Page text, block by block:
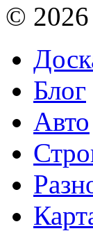
© 2026
Блог
Авто